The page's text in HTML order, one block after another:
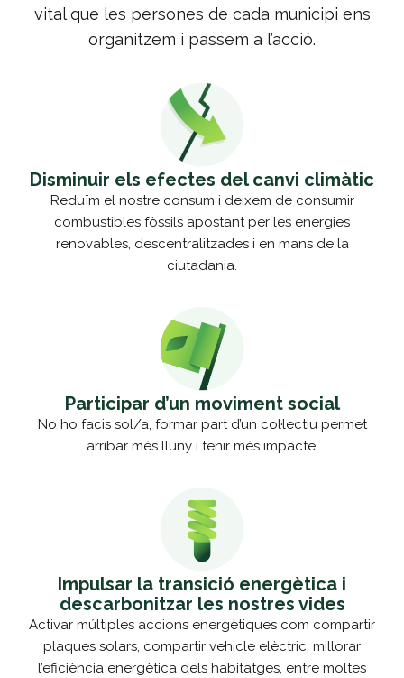
vital que les persones de cada municipi ens
organitzem i passem a l’acció.
Disminuir els efectes del canvi climàtic
Reduïm el nostre consum i deixem de consumir
combustibles fòssils apostant per les energies
renovables, descentralitzades i en mans de la
ciutadania.
Participar d’un moviment social
No ho facis sol/a, formar part d’un col·lectiu permet
arribar més lluny i tenir més impacte.
Impulsar la transició energètica i
descarbonitzar les nostres vides
Activar múltiples accions energètiques com compartir
plaques solars, compartir vehicle elèctric, millorar
l’eficiència energètica dels habitatges, entre moltes